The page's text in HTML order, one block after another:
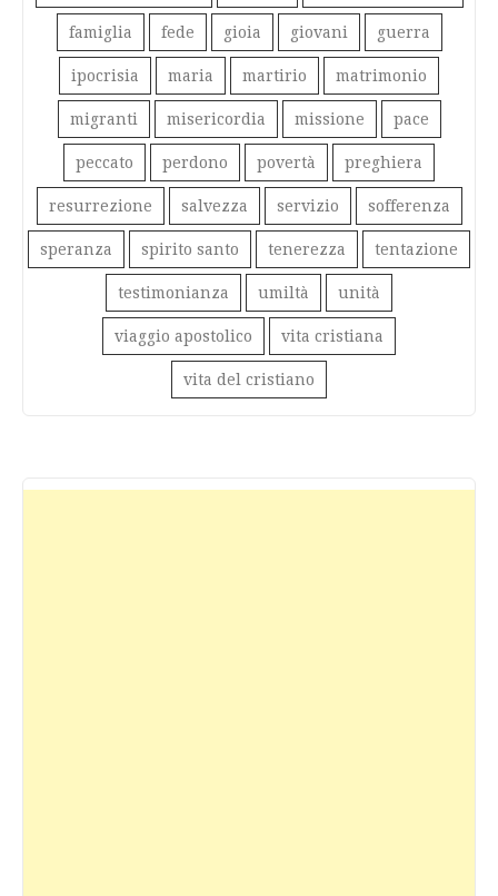
famiglia fede gioia giovani guerra
ipocrisia maria martirio matrimonio
migranti misericordia missione pace
peccato perdono povertà preghiera
resurrezione salvezza servizio sofferenza
speranza spirito santo tenerezza tentazione
testimonianza umiltà unità
viaggio apostolico vita cristiana
vita del cristiano